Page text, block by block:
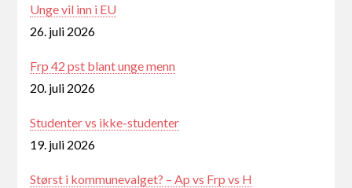
Unge vil inn i EU
26. juli 2026
Frp 42 pst blant unge menn
20. juli 2026
Studenter vs ikke-studenter
19. juli 2026
Størst i kommunevalget? – Ap vs Frp vs H